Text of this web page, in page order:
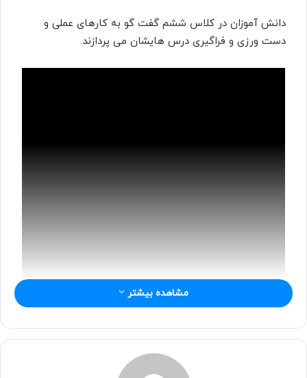
ل
ب
دانش آموزان در کلاس ششم گفت گو به کارهای عملی و
دست ورزی و فراگیری درس هایشان می پردازند.
مشاهده بیشتر